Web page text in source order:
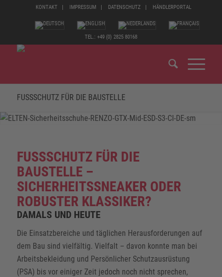
KONTAKT IMPRESSUM DATENSCHUTZ HÄNDLERPORTAL
TEL.: +49 (0) 2825 80168
FUSSSCHUTZ FÜR DIE BAUSTELLE
FUSSSCHUTZ FÜR DIE
BAUSTELLE –
SICHERHEITSSNEAKER ODER
ROBUSTER KLASSIKER?
DAMALS UND HEUTE
Die Einsatzbereiche und täglichen Herausforderungen auf
dem Bau sind vielfältig. Vielfalt – davon konnte man bei
Arbeitsbekleidung und Persönlicher Schutzausrüstung
(PSA) bis vor einiger Zeit jedoch noch nicht sprechen,